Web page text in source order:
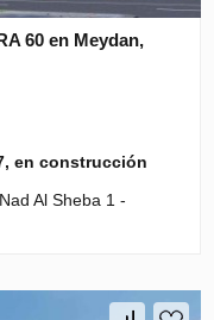
60 en Meydan,
en construcción
Al Sheba 1 -